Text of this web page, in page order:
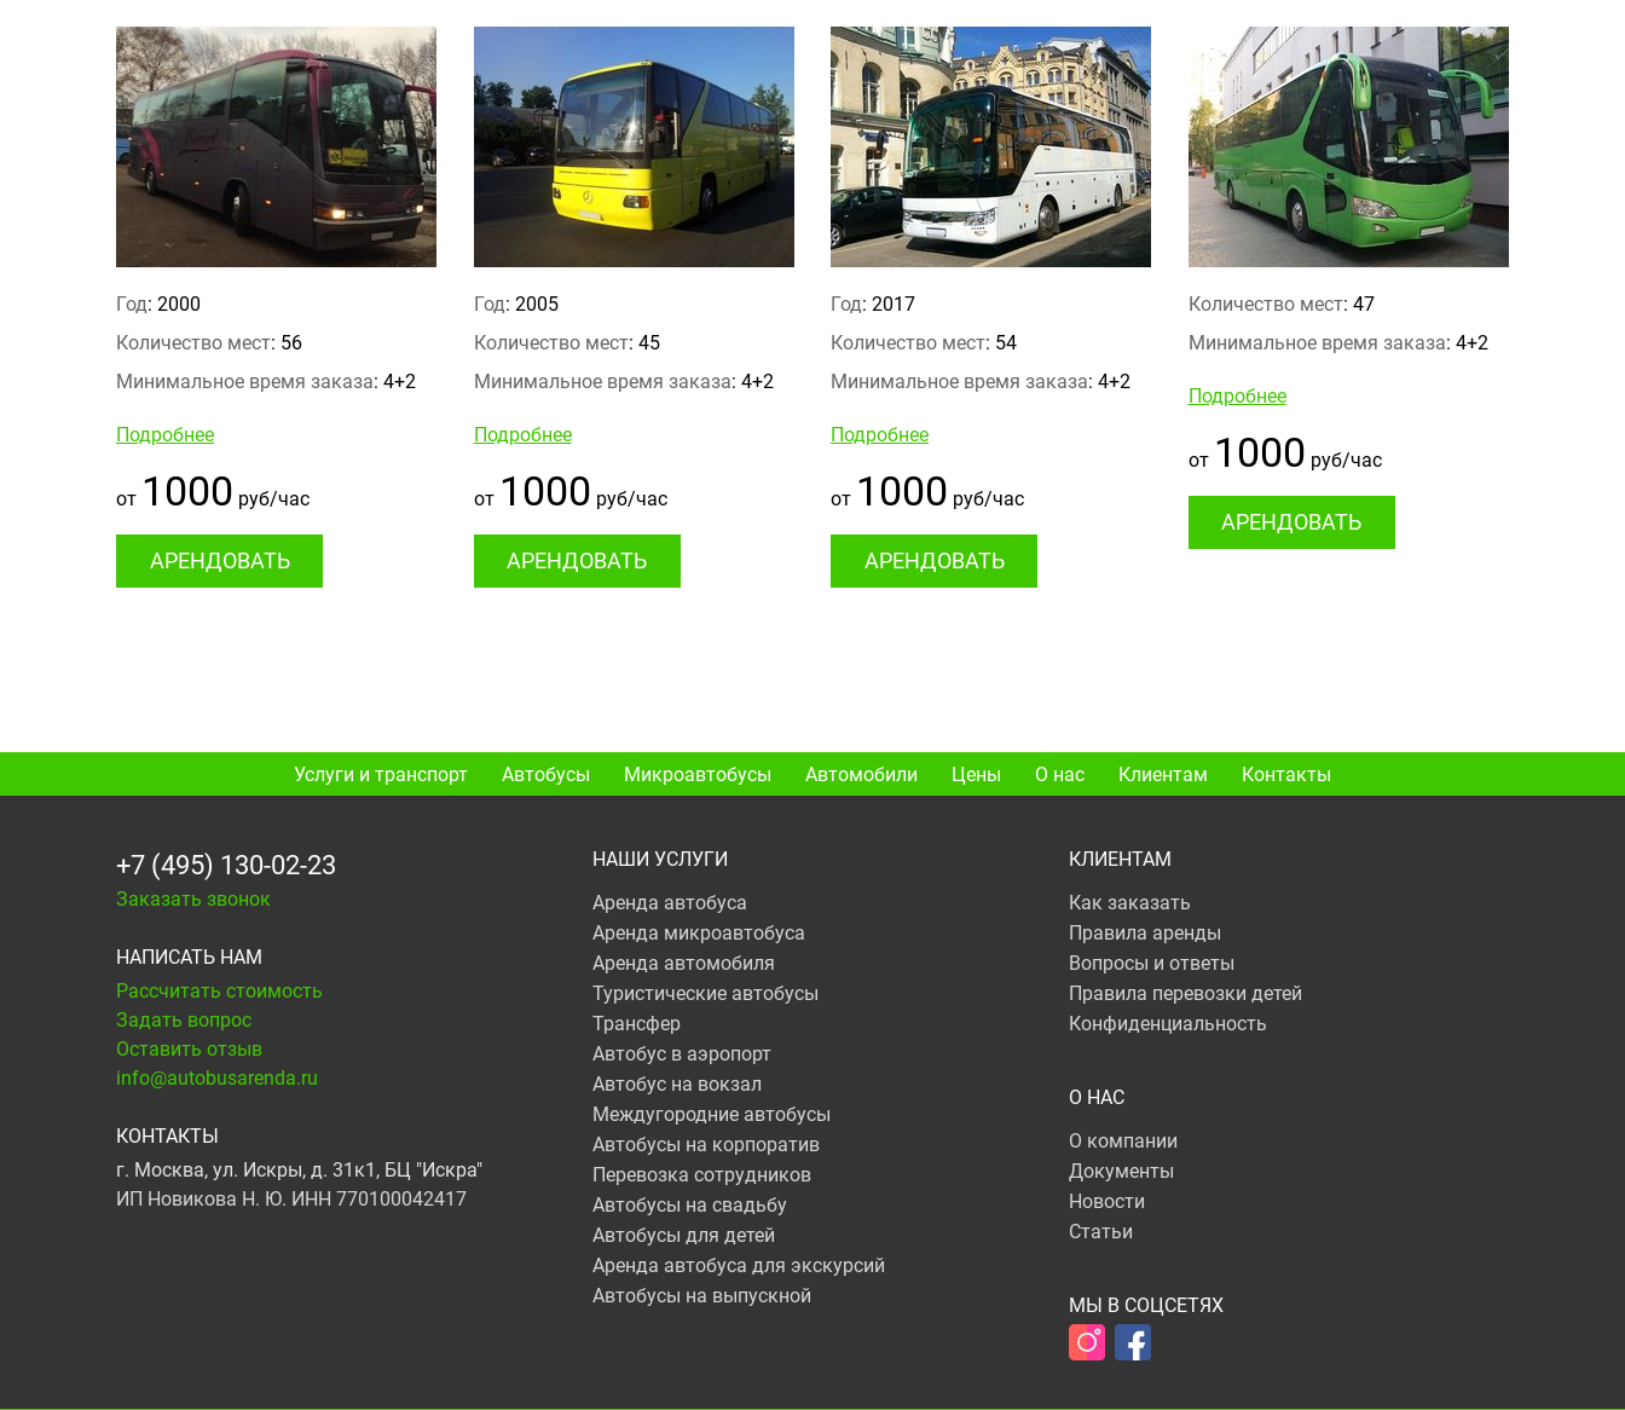
Год: 2000
Количество мест: 56
Минимальное время заказа: 4+2
Подробнее
от 1000 руб/час
АРЕНДОВАТЬ
Год: 2005
Количество мест: 45
Минимальное время заказа: 4+2
Подробнее
от 1000 руб/час
АРЕНДОВАТЬ
Год: 2017
Количество мест: 54
Минимальное время заказа: 4+2
Подробнее
от 1000 руб/час
АРЕНДОВАТЬ
Количество мест: 47
Минимальное время заказа: 4+2
Подробнее
от 1000 руб/час
АРЕНДОВАТЬ
Услуги и транспорт Автобусы Микроавтобусы Автомобили Цены О нас Клиентам Контакты
+7 (495) 130-02-23
Заказать звонок
НАПИСАТЬ НАМ
Рассчитать стоимость
Задать вопрос
Оставить отзыв
info@autobusarenda.ru
КОНТАКТЫ
г. Москва, ул. Искры, д. 31к1, БЦ "Искра"
ИП Новикова Н. Ю. ИНН 770100042417
НАШИ УСЛУГИ
Аренда автобуса
Аренда микроавтобуса
Аренда автомобиля
Туристические автобусы
Трансфер
Автобус в аэропорт
Автобус на вокзал
Междугородние автобусы
Автобусы на корпоратив
Перевозка сотрудников
Автобусы на свадьбу
Автобусы для детей
Аренда автобуса для экскурсий
Автобусы на выпускной
КЛИЕНТАМ
Как заказать
Правила аренды
Вопросы и ответы
Правила перевозки детей
Конфиденциальность
О НАС
О компании
Документы
Новости
Статьи
МЫ В СОЦСЕТЯХ